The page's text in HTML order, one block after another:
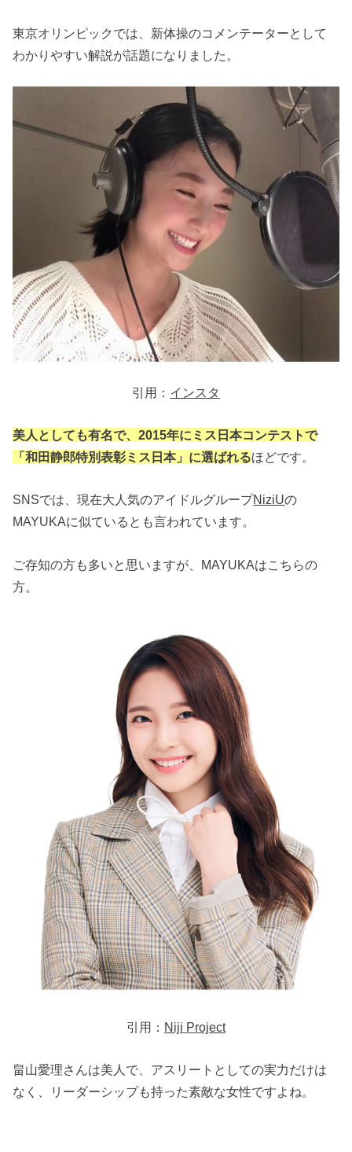
東京オリンピックでは、新体操のコメンテーターとして
わかりやすい解説が話題になりました。
引用： インスタ
美人としても有名で、2015年にミス日本コンテストで
「和田静郎特別表彰ミス日本」に選ばれるほどです。
SNSでは、現在大人気のアイドルグループNiziUの
MAYUKAに似ているとも言われています。
ご存知の方も多いと思いますが、MAYUKAはこちらの
方。
引用： Niji Project
畠山愛理さんは美人で、アスリートとしての実力だけは
なく、リーダーシップも持った素敵な女性ですよね。